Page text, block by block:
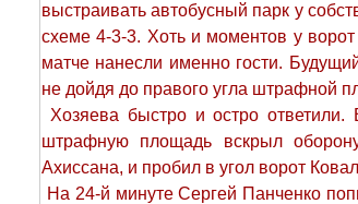
выстраивать автобусный парк у
схеме 4-3-3. Хоть и моментов у
матче нанесли именно гости.
не дойдя до правого угла штрафной
Хозяева быстро и остро
штрафную площадь вскрыл
Ахиссана, и пробил в угол ворот
На 24-й минуте Сергей Панченко